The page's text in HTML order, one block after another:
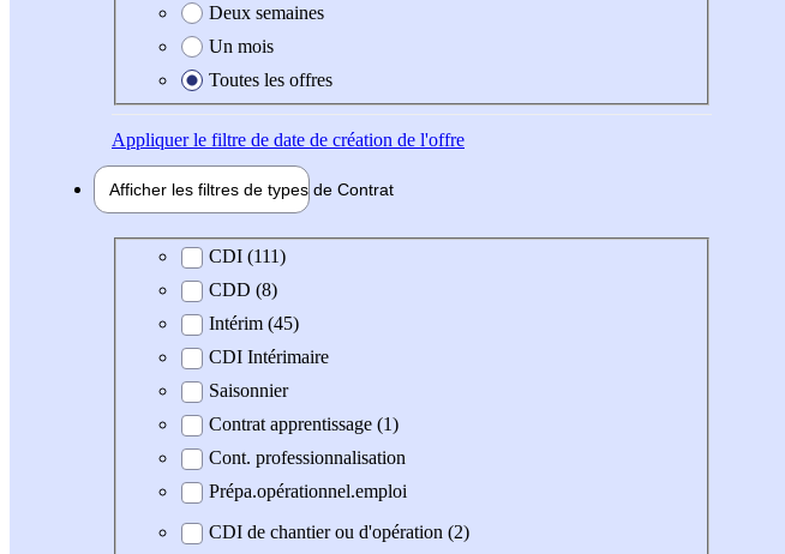
Deux semaines
Un mois
Toutes les offres
Appliquerle filtre de date de création de l'offre
Afficher les filtres de types de Contrat
Type de contratCDI (111)
CDD (8)
Intérim (45)
CDI Intérimaire
Saisonnier
Contrat apprentissage (1)
Cont. professionnalisation
Prépa.opérationnel.emploi
CDI de chantier ou d'opération (2)